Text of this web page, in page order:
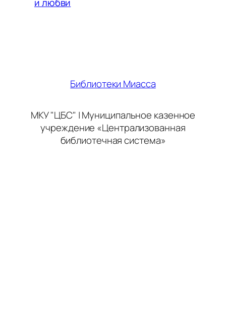
и любви
Библиотеки Миасса
МКУ "ЦБС" | Муниципальное казенное
учреждение «Централизованная
библиотечная система»